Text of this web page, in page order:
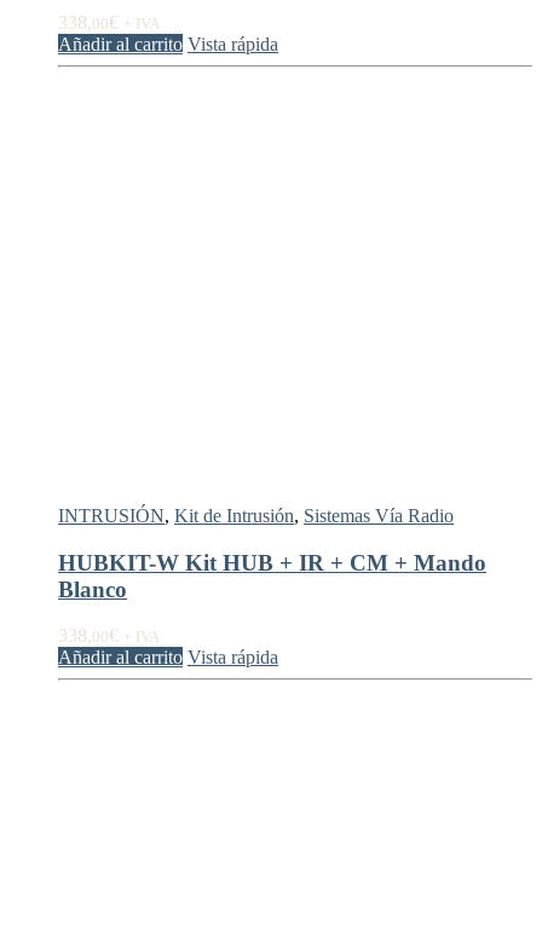
338,00€ + IVA
Añadir al carrito Vista rápida
INTRUSIÓN, Kit de Intrusión, Sistemas Vía Radio
HUBKIT-W Kit HUB + IR + CM + Mando
Blanco
338,00€ + IVA
Añadir al carrito Vista rápida